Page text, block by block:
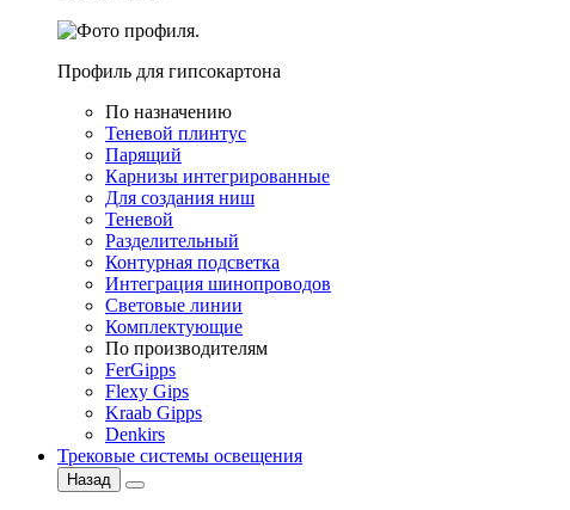
Профиль для гипсокартона
По назначению
Теневой плинтус
Парящий
Карнизы интегрированные
Для создания ниш
Теневой
Разделительный
Контурная подсветка
Интеграция шинопроводов
Световые линии
Комплектующие
По производителям
FerGipps
Flexy Gips
Kraab Gipps
Denkirs
Трековые системы освещения
Назад